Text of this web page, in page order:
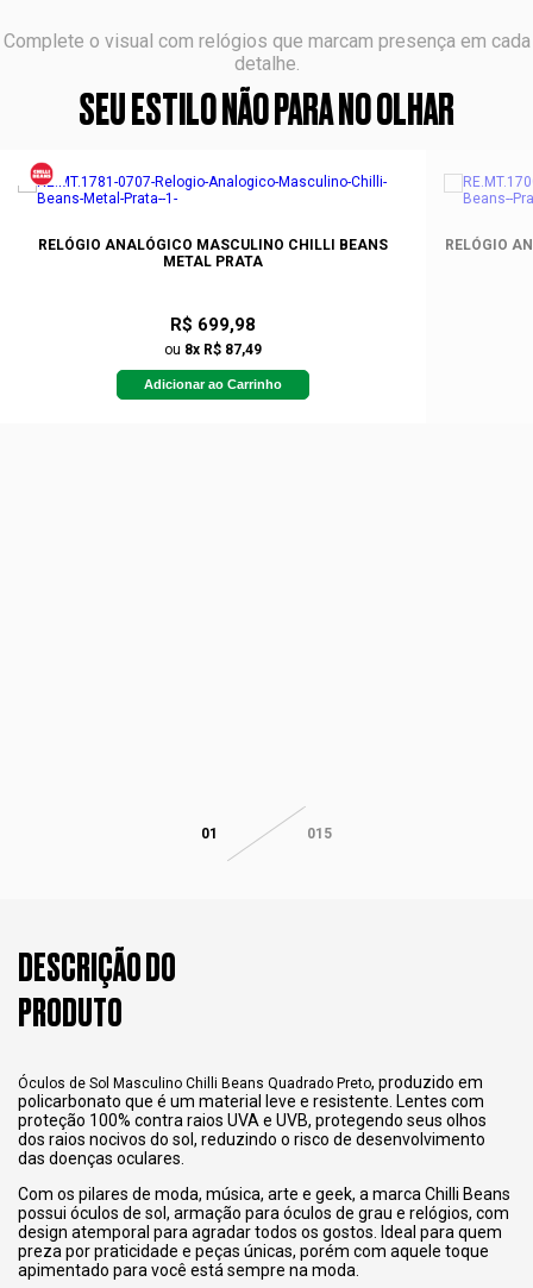
Complete o visual com relógios que marcam presença em cada
detalhe.
SEU ESTILO NÃO PARA NO OLHAR
RELÓGIO ANALÓGICO MASCULINO CHILLI BEANS
METAL PRATA
R$ 699,98
ou 8x R$ 87,49
Adicionar ao Carrinho
RELÓGIO
01 015
DESCRIÇÃO DO
PRODUTO
Óculos de Sol Masculino Chilli Beans Quadrado Preto, produzido em
policarbonato que é um material leve e resistente. Lentes com
proteção 100% contra raios UVA e UVB, protegendo seus olhos
dos raios nocivos do sol, reduzindo o risco de desenvolvimento
das doenças oculares.
Com os pilares de moda, música, arte e geek, a marca Chilli Beans
possui óculos de sol, armação para óculos de grau e relógios, com
design atemporal para agradar todos os gostos. Ideal para quem
preza por praticidade e peças únicas, porém com aquele toque
apimentado para você está sempre na moda.